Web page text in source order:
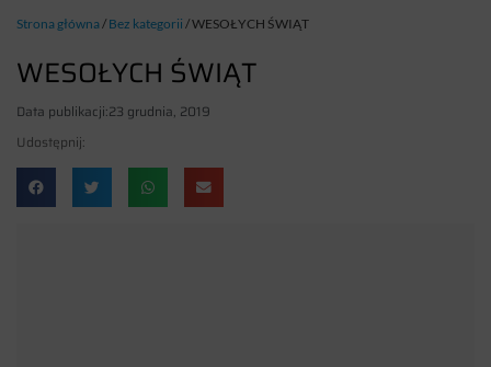
Strona główna/ Bez kategorii /WESOŁYCH ŚWIĄT
WESOŁYCH ŚWIĄT
Data publikacji:23 grudnia, 2019
Udostępnij: